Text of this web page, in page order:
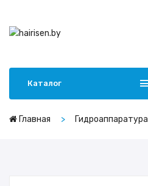
Каталог
Главная Гидроаппаратура